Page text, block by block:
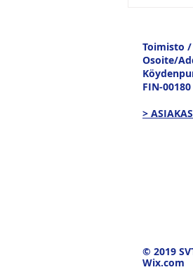
Toimisto
Osoite/
FIN-
>
© 2019
Wix.com